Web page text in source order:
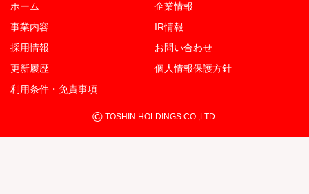
ホーム
企業情報
事業内容
IR情報
採用情報
お問い合わせ
更新履歴
個人情報保護方針
利用条件・免責事項
©TOSHIN HOLDINGS CO.,LTD.